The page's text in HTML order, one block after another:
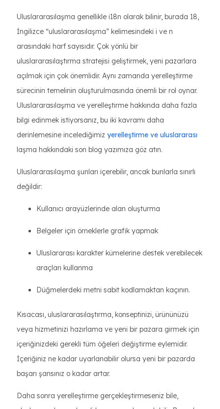
Uluslararasılaşma genellikle i18n olarak bilinir, burada 18,
İngilizce “uluslararasılaşma” kelimesindeki i ve n
arasındaki harf sayısıdır. Çok yönlü bir
uluslararasılaştırma stratejisi geliştirmek, yeni pazarlara
açılmak için çok önemlidir. Aynı zamanda yerelleştirme
sürecinin temelinin oluşturulmasında önemli bir rol oynar.
Uluslararasılaşma ve yerelleştirme hakkında daha fazla
bilgi edinmek istiyorsanız, bu iki kavramı daha
derinlemesine incelediğimiz yerelleştirme ve uluslararası
laşma hakkındaki son blog yazımıza göz atın.
Uluslararasılaşma şunları içerebilir, ancak bunlarla sınırlı
değildir:
Kullanıcı arayüzlerinde alan oluşturma
Belgeler için örneklerle grafik yapmak
Uluslararası karakter kümelerine destek verebilecek
araçları kullanma
Düğmelerdeki metni sabit kodlamaktan kaçının.
Kısacası, uluslararasılaştırma, konseptinizi, ürününüzü
veya hizmetinizi hazırlama ve yeni bir pazara girmek için
içeriğinizdeki gerekli tüm öğeleri değiştirme eylemidir.
İçeriğiniz ne kadar uyarlanabilir olursa yeni bir pazarda
başarı şansınız o kadar artar.
Daha sonra yerelleştirme gerçekleştirmeseniz bile,